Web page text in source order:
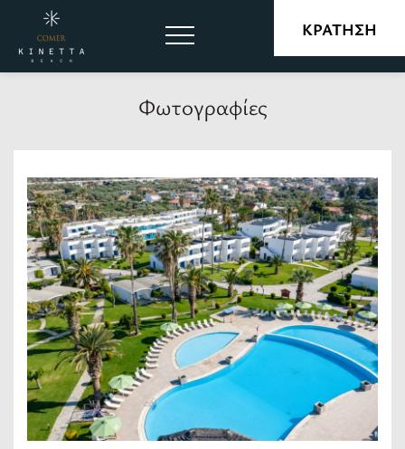
Γεύση
Τοποθεσία
Προσφορές
Φωτογραφίες
Επικοινωνία
ΚΡΑΤΗΣΗ
Φωτογραφίες